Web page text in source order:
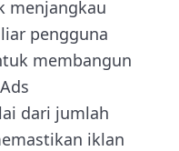
menjangkau
pengguna
membangun
dari jumlah
iklan